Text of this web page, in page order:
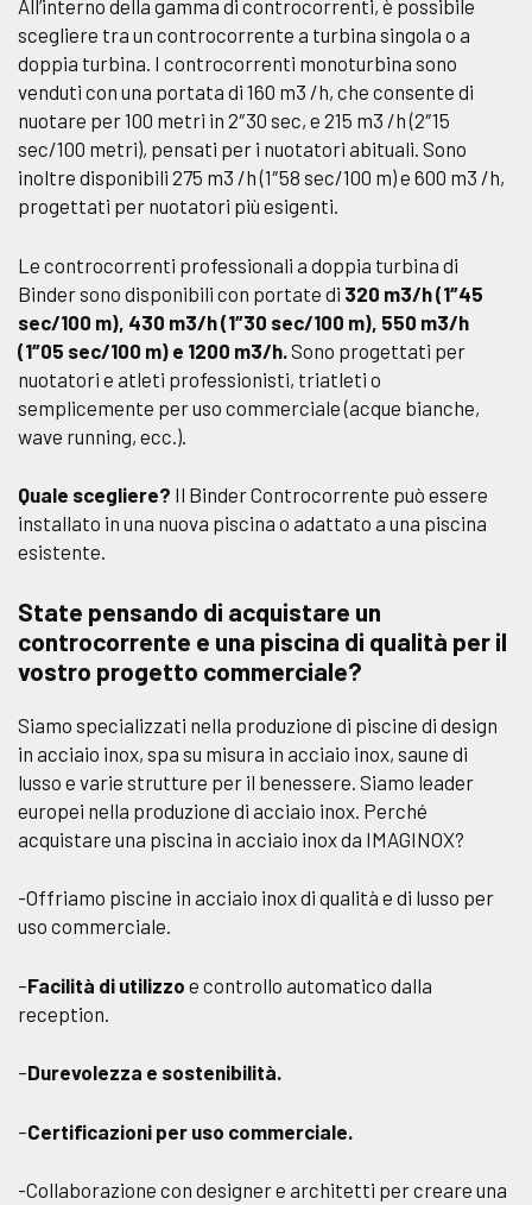
All’interno della gamma di controcorrenti, è possibile
scegliere tra un controcorrente a turbina singola o a
doppia turbina. I controcorrenti monoturbina sono
venduti con una portata di 160 m3 /h, che consente di
nuotare per 100 metri in 2″30 sec, e 215 m3 /h (2″15
sec/100 metri), pensati per i nuotatori abituali. Sono
inoltre disponibili 275 m3 /h (1″58 sec/100 m) e 600 m3 /h,
progettati per nuotatori più esigenti.
Le controcorrenti professionali a doppia turbina di
Binder sono disponibili con portate di 320 m3/h (1″45
sec/100 m), 430 m3/h (1″30 sec/100 m), 550 m3/h
(1″05 sec/100 m) e 1200 m3/h. Sono progettati per
nuotatori e atleti professionisti, triatleti o
semplicemente per uso commerciale (acque bianche,
wave running, ecc.).
Quale scegliere? Il Binder Controcorrente può essere
installato in una nuova piscina o adattato a una piscina
esistente.
State pensando di acquistare un
controcorrente e una piscina di qualità per il
vostro progetto commerciale?
Siamo specializzati nella produzione di piscine di design
in acciaio inox, spa su misura in acciaio inox, saune di
lusso e varie strutture per il benessere. Siamo leader
europei nella produzione di acciaio inox. Perché
acquistare una piscina in acciaio inox da IMAGINOX?
-Offriamo piscine in acciaio inox di qualità e di lusso per
uso commerciale.
–Facilità di utilizzo e controllo automatico dalla
reception.
–Durevolezza e sostenibilità.
–Certificazioni per uso commerciale.
-Collaborazione con designer e architetti per creare una